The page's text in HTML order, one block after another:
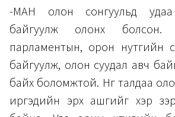
-МАН олон сонгуульд
байгуулж олонх болсон.
парламентын, орон нутгийн
байгуулж, олон суудал авч
байх боломжтой. Нөгөө талдаа
иргэдийн эрх ашгийг хэр